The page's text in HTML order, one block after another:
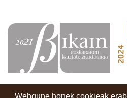
Webgune honek cookieak